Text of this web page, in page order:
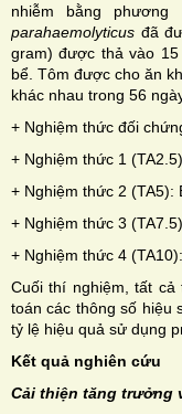
nhiễm bằng
parahaemolyticus đã
gram) được thả vào
bể. Tôm được cho ăn
khác nhau trong 56
+ Nghiệm thức đối
+ Nghiệm thức 1
+ Nghiệm thức 2 (TA5):
+ Nghiệm thức 3
+ Nghiệm thức 4
Cuối thí nghiệm, tất
toán các thông số hiệu
tỷ lệ hiệu quả sử dụng
Kết quả nghiên cứu
Cải thiện tăng trưởng